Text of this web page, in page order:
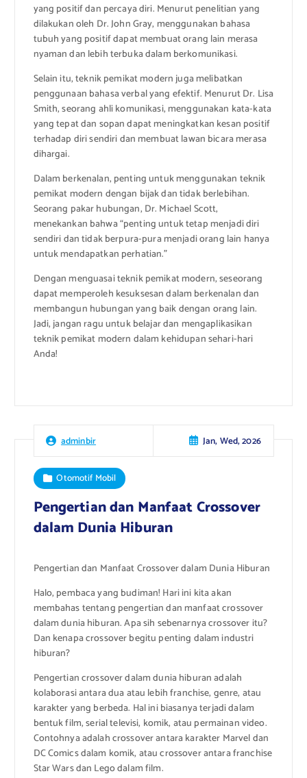
yang positif dan percaya diri. Menurut penelitian yang
dilakukan oleh Dr. John Gray, menggunakan bahasa
tubuh yang positif dapat membuat orang lain merasa
nyaman dan lebih terbuka dalam berkomunikasi.
Selain itu, teknik pemikat modern juga melibatkan
penggunaan bahasa verbal yang efektif. Menurut Dr. Lisa
Smith, seorang ahli komunikasi, menggunakan kata-kata
yang tepat dan sopan dapat meningkatkan kesan positif
terhadap diri sendiri dan membuat lawan bicara merasa
dihargai.
Dalam berkenalan, penting untuk menggunakan teknik
pemikat modern dengan bijak dan tidak berlebihan.
Seorang pakar hubungan, Dr. Michael Scott,
menekankan bahwa “penting untuk tetap menjadi diri
sendiri dan tidak berpura-pura menjadi orang lain hanya
untuk mendapatkan perhatian.”
Dengan menguasai teknik pemikat modern, seseorang
dapat memperoleh kesuksesan dalam berkenalan dan
membangun hubungan yang baik dengan orang lain.
Jadi, jangan ragu untuk belajar dan mengaplikasikan
teknik pemikat modern dalam kehidupan sehari-hari
Anda!
adminbir Jan, Wed, 2026
Otomotif Mobil
Pengertian dan Manfaat Crossover
dalam Dunia Hiburan
Pengertian dan Manfaat Crossover dalam Dunia Hiburan
Halo, pembaca yang budiman! Hari ini kita akan
membahas tentang pengertian dan manfaat crossover
dalam dunia hiburan. Apa sih sebenarnya crossover itu?
Dan kenapa crossover begitu penting dalam industri
hiburan?
Pengertian crossover dalam dunia hiburan adalah
kolaborasi antara dua atau lebih franchise, genre, atau
karakter yang berbeda. Hal ini biasanya terjadi dalam
bentuk film, serial televisi, komik, atau permainan video.
Contohnya adalah crossover antara karakter Marvel dan
DC Comics dalam komik, atau crossover antara franchise
Star Wars dan Lego dalam film.